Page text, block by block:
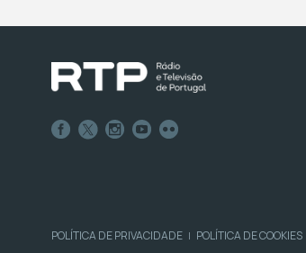
POLÍTICA DE PRIVACIDADE | POLÍTICA DE COOKIES